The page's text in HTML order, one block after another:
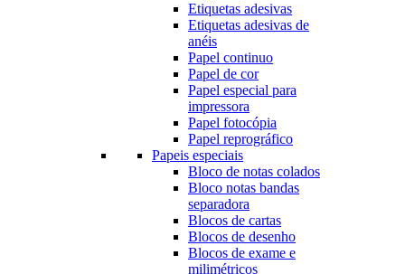
Etiquetas adesivas
Etiquetas adesivas de
anéis
Papel continuo
Papel de cor
Papel especial para
impressora
Papel fotocópia
Papel reprográfico
Papeis especiais
Bloco de notas colados
Bloco notas bandas
separadora
Blocos de cartas
Blocos de desenho
Blocos de exame e
milimétricos